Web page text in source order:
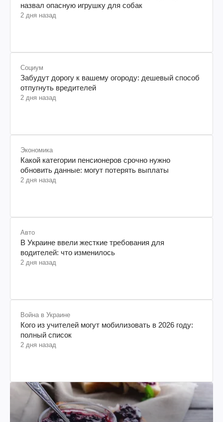
назвал опасную игрушку для собак
2 дня назад
Социум
Забудут дорогу к вашему огороду: дешевый способ
отпугнуть вредителей
2 дня назад
Экономика
Какой категории пенсионеров срочно нужно
обновить данные: могут потерять выплаты
2 дня назад
Авто
В Украине ввели жесткие требования для
водителей: что изменилось
2 дня назад
Война в Украине
Кого из учителей могут мобилизовать в 2026 году:
полный список
2 дня назад